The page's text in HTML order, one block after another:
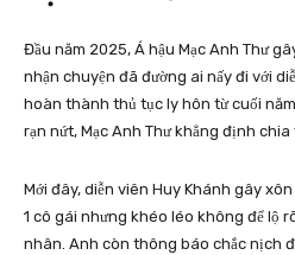
Đầu năm 2025, Á hậu Mạc Anh Thư
nhận chuyện đã đường ai nấy đi với
hoàn thành thủ tục ly hôn từ cuối
rạn nứt, Mạc Anh Thư khẳng định
Mới đây, diễn viên Huy Khánh gây
1 cô gái nhưng khéo léo không để lộ
nhân. Anh còn thông báo chắc nịch